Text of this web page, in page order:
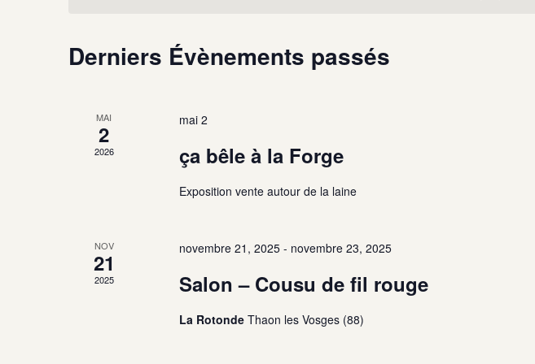
Derniers Évènements passés
MAI
2
2026
mai 2
ça bêle à la Forge
Exposition vente autour de la laine
NOV
21
2025
novembre 21, 2025- novembre 23, 2025
Salon – Cousu de fil rouge
La Rotonde Thaon les Vosges (88)